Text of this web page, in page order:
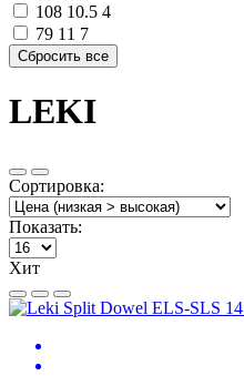
108 10.5 4
79 11 7
LEKI
Сортировка:
Показать:
Хит